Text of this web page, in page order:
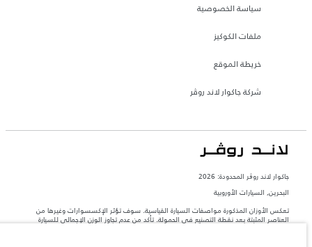
سياسة الخصوصية
ملفات الكوكيز
خريطة الموقع
شركة جاكوار لاند روڤر
جاكوار لاند روڨر المحدودة: 2026
البحرين, السيارات الأوروبية
تعكس الأوزان المذكورة مواصفات السيارة القياسية. سوف تؤثر الإكسسوارات وغيرها من
العناصر المثبتة بعد نقطة التصنيع في الحمولة. تأكد من عدم تجاوز الوزن الإجمالي للسيارة